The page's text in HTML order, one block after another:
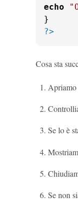
echo
?>
Cosa sta
Se lo è
Se non